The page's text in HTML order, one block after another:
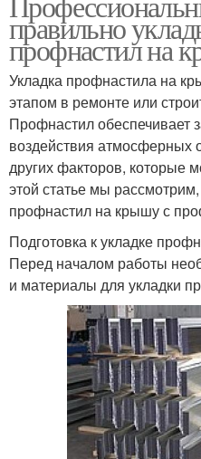
правильно
профнастил на
Укладка профнастила на
этапом в ремонте или
Профнастил обеспечивает
воздействия атмосферных
других факторов, которые
этой статье мы
профнастил на крышу с
Подготовка к укладке
Перед началом работы
и материалы для укладки